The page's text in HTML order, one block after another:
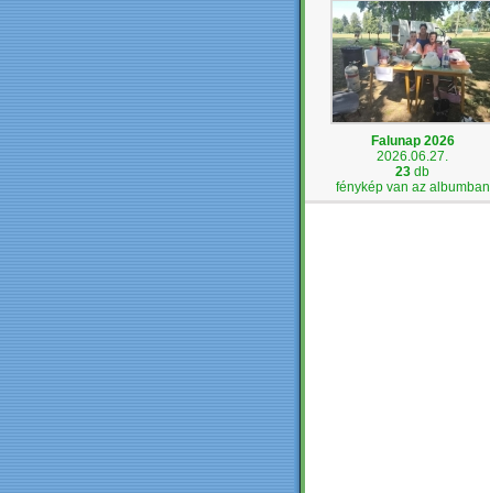
Falunap 2026
2026.06.27.
23 db
fénykép van az albumban